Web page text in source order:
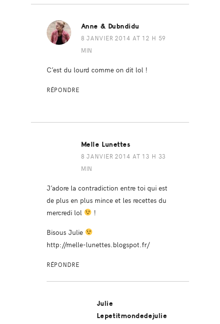
Anne & Dubndidu
8 JANVIER 2014 AT 12 H 59
MIN
C’est du lourd comme on dit lol !
RÉPONDRE
Melle Lunettes
8 JANVIER 2014 AT 13 H 33
MIN
J’adore la contradiction entre toi qui est
de plus en plus mince et les recettes du
mercredi lol
!
Bisous Julie
http://melle-lunettes.blogspot.fr/
RÉPONDRE
Julie
Lepetitmondedejulie